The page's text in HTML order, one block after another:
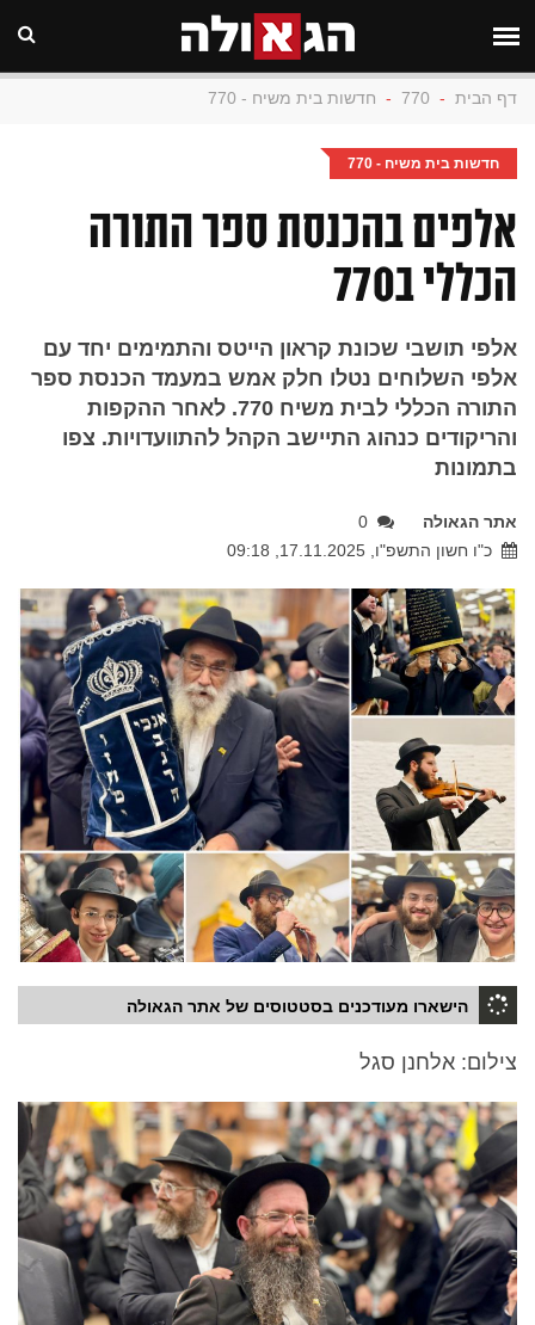
דף הבית -
770
- חדשות בית משיח - 770
חדשות בית משיח - 770
אלפים בהכנסת ספר התורה
הכללי ב770
אלפי תושבי שכונת קראון הייטס והתמימים יחד עם
אלפי השלוחים נטלו חלק אמש במעמד הכנסת ספר
התורה הכללי לבית משיח 770. לאחר ההקפות
והריקודים כנהוג התיישב הקהל להתוועדויות. צפו
בתמונות
אתר הגאולה
0
כ"ו חשון התשפ"ו, 17.11.2025, 09:18
הישארו מעודכנים בסטטוסים של אתר הגאולה
צילום: אלחנן סגל